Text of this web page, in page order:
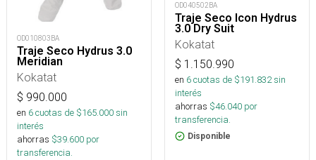
OD010803BA
Traje Seco Hydrus 3.0
Meridian
Kokatat
$ 990.000
en 6cuotas de $165.000sin
interés
ahorras $39.600 por
transferencia.
OD040502BA
Traje Seco Icon Hydrus
3.0 Dry Suit
Kokatat
$ 1.150.990
en 6cuotas de $191.832sin
interés
ahorras $46.040 por
transferencia.
Disponible